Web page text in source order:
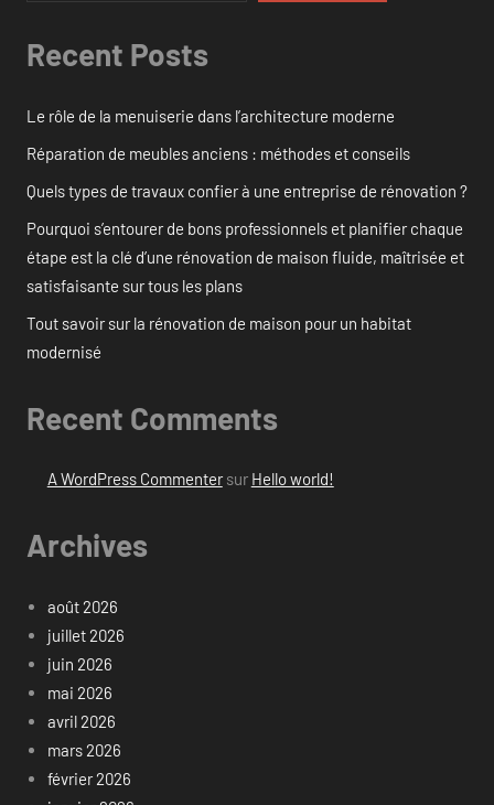
Recent Posts
Le rôle de la menuiserie dans l’architecture moderne
Réparation de meubles anciens : méthodes et conseils
Quels types de travaux confier à une entreprise de rénovation ?
Pourquoi s’entourer de bons professionnels et planifier chaque
étape est la clé d’une rénovation de maison fluide, maîtrisée et
satisfaisante sur tous les plans
Tout savoir sur la rénovation de maison pour un habitat
modernisé
Recent Comments
A WordPress Commentersur Hello world!
Archives
août 2026
juillet 2026
juin 2026
mai 2026
avril 2026
mars 2026
février 2026